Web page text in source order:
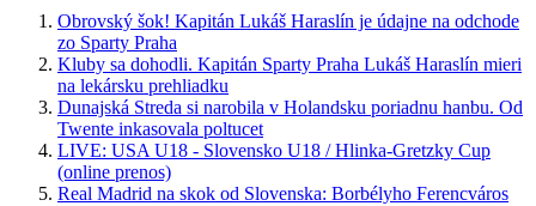
Obrovský šok! Kapitán Lukáš Haraslín je údajne na odchode
zo Sparty Praha
Kluby sa dohodli. Kapitán Sparty Praha Lukáš Haraslín mieri
na lekársku prehliadku
Dunajská Streda si narobila v Holandsku poriadnu hanbu. Od
Twente inkasovala poltucet
LIVE: USA U18 - Slovensko U18 / Hlinka-Gretzky Cup
(online prenos)
Real Madrid na skok od Slovenska: Borbélyho Ferencváros